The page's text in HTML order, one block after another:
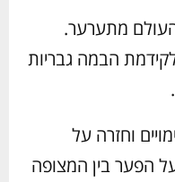
מתערער.
הבמה גבריות
וחזרה על
הפער בין המצופה